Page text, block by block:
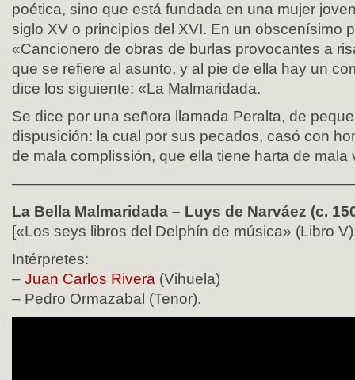
poética, sino que está fundada en una mujer
siglo XV o principios del XVI. En un obscenísimo
«Cancionero de obras de burlas provocantes a
que se refiere al asunto, y al pie de ella hay un
dice los siguiente: «La Malmaridada.
Se dice por una señora llamada Peralta, de
dispusición: la cual por sus pecados, casó con
de mala complissión, que ella tiene harta de
La Bella Malmaridada – Luys de Narváez (c.
[«Los seys libros del Delphín de música» (Libro
Intérpretes:
– Juan Carlos Rivera (Vihuela)
– Pedro Ormazabal (Tenor).